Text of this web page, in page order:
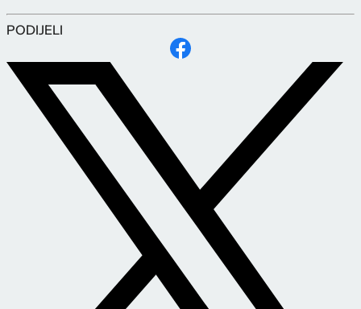
PODIJELI